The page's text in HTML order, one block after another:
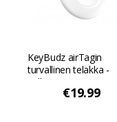
KeyBudz airTagin
turvallinen telakka -
Valkoinen
€19.99